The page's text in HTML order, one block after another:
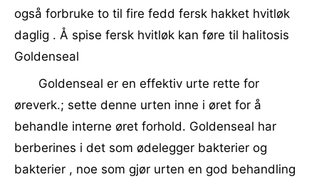
også forbruke to til fire fedd fersk hakket hvitløk
daglig . Å spise fersk hvitløk kan føre til halitosis
Goldenseal
Goldenseal er en effektiv urte rette for
øreverk.; sette denne urten inne i øret for å
behandle interne øret forhold. Goldenseal har
berberines i det som ødelegger bakterier og
bakterier , noe som gjør urten en god behandling